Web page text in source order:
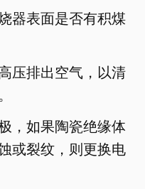
器表面是否有积煤
压排出空气，以清
，如果陶瓷绝缘体
或裂纹，则更换电